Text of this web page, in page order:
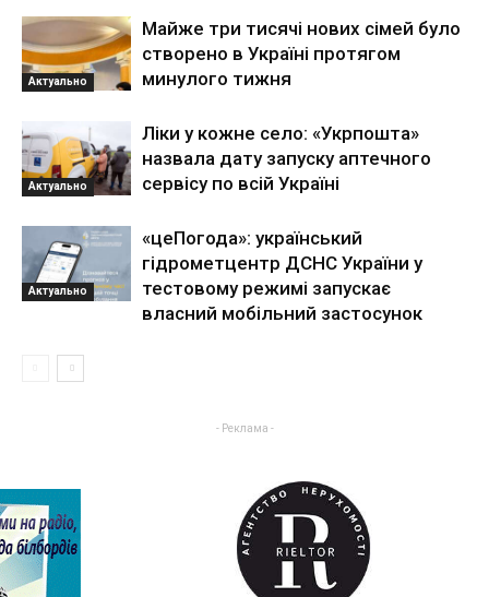
Актуально
Майже три тисячі нових сімей було
створено в Україні протягом
минулого тижня
Актуально
Ліки у кожне село: «Укрпошта»
назвала дату запуску аптечного
сервісу по всій Україні
Актуально
«цеПогода»: український
гідрометцентр ДСНС України у
тестовому режимі запускає
власний мобільний застосунок
- Реклама -